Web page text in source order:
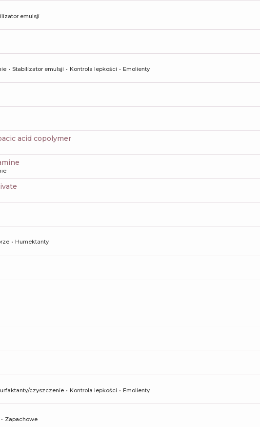
emulsji
Stabilizator emulsji Kontrola lepkości
Emolienty
acid copolymer
Humektanty
czyszczenie Kontrola lepkości
Emolienty
Zapachowe